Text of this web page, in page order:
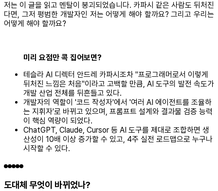
저는 이 글을 읽고 멘탈이 붕괴되었습니다. 카파시 같은 사람도 뒤처진
다면, 그저 평범한 개발자인 저는 어떻게 해야 할까요? 그리고 우리는
어떻게 해야 할까요?
미리 요점만 콕 집어보면?
테슬라 AI 디렉터 안드레 카파시조차 "프로그래머로서 이렇게
뒤처진 느낌은 처음"이라고 고백할 만큼, AI 도구의 발전 속도가
개발 산업 전체를 뒤흔들고 있다.
개발자의 역할이 '코드 작성자'에서 '여러 AI 에이전트를 조율하
는 지휘자'로 바뀌고 있으며, 프롬프트 설계와 결과물 검증 능력
이 핵심 역량이 되었다.
ChatGPT, Claude, Cursor 등 AI 도구를 제대로 조합하면 생
산성이 10배 이상 증가할 수 있고, 4주 실전 로드맵으로 누구나
시작할 수 있다.
도대체 무엇이 바뀌었나?